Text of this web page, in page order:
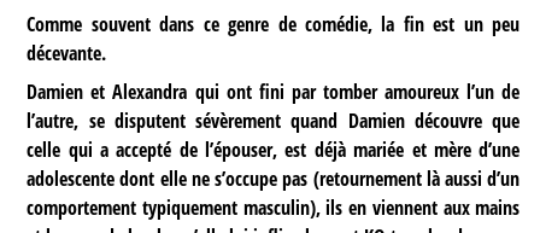
Comme souvent dans ce genre de comédie, la fin est un peu
décevante.
Damien et Alexandra qui ont fini par tomber amoureux l’un de
l’autre, se disputent sévèrement quand Damien découvre que
celle qui a accepté de l’épouser, est déjà mariée et mère d’une
adolescente dont elle ne s’occupe pas (retournement là aussi d’un
comportement typiquement masculin), ils en viennent aux mains